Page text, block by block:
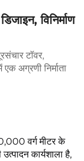
विनिर्माण
टॉवर,
अग्रणी निर्माता
वर्ग मीटर के
कार्यशाला है,